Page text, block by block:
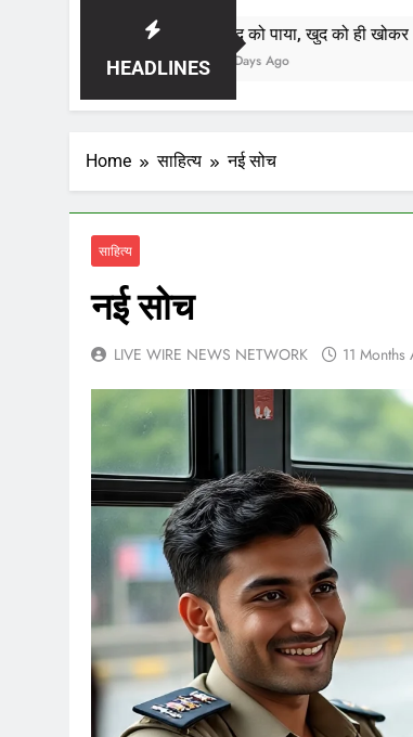
HEADLINES
खुद को पाया, खुद को ही खोकर
2 Days Ago
Home साहित्य नई सोच
साहित्य
नई सोच
LIVE WIRE NEWS NETWORK 11 Months